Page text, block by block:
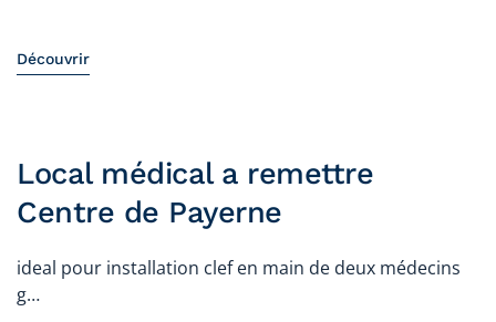
Découvrir
Local médical a remettre
Centre de Payerne
ideal pour installation clef en main de deux médecins
g…